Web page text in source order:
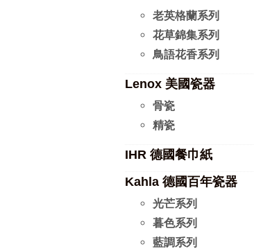
老英格蘭系列
花草錦集系列
鳥語花香系列
Lenox 美國瓷器
骨瓷
精瓷
IHR 德國餐巾紙
Kahla 德國百年瓷器
光芒系列
暮色系列
藍調系列